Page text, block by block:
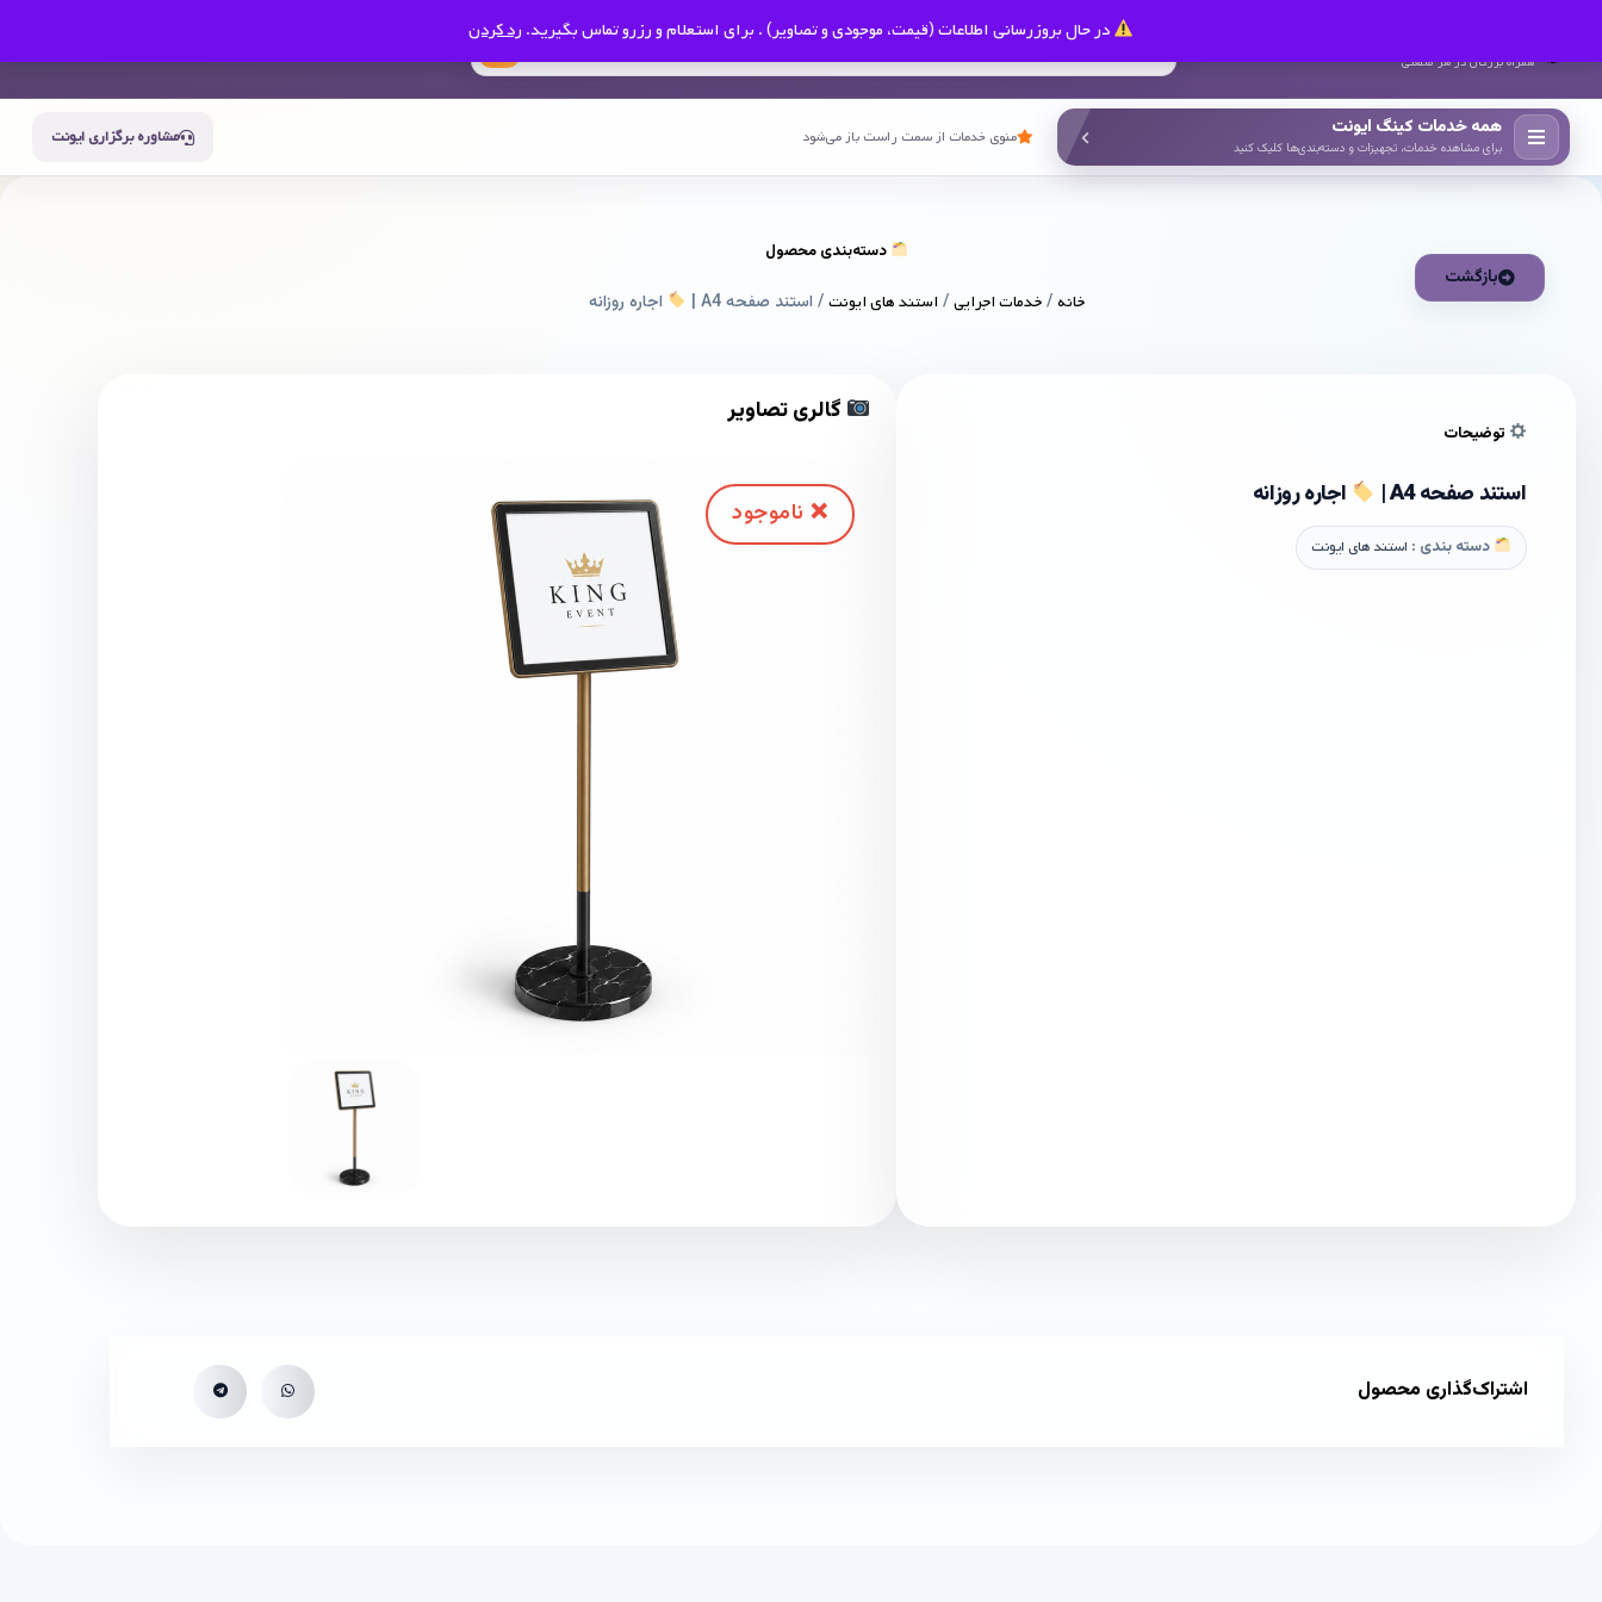
در حال بروزرسانی اطلاعات (قیمت، موجودی و تصاویر) . برای استعلام و رزرو تماس بگیرید. رد کردن
همراه بزرگان در هر صنعتی
همه خدمات کینگ ایونت
برای مشاهده خدمات، تجهیزات و دسته‌بندی‌ها کلیک کنید
منوی خدمات از سمت راست باز می‌شود مشاوره برگزاری ایونت
بازگشت
دسته‌بندی محصول
خانه/خدمات اجرایی/ استند های ایونت/ استند صفحه A4 | اجاره روزانه
گالری تصاویر
توضیحات
استند صفحه A4 | اجاره روزانه
دسته بندی : استند های ایونت
اشتراک‌گذاری محصول